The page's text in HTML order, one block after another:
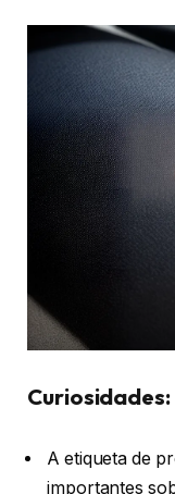
Curiosidades:
A etiqueta de
importantes